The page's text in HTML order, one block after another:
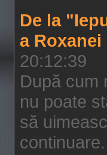
De la
a
20:12:39
După cum
nu poate
să